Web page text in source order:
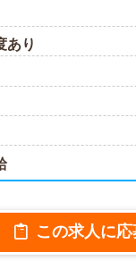
あり
この求人に応